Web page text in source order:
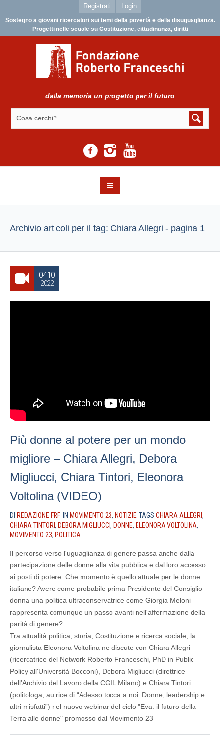
Registrati Login
Sostegno a giovani ricercatori sui temi della povertà e della disuguaglianza.
Progetti nelle scuole su Costituzione, cittadinanza, diritti
dalla memoria un progetto per il futuro
Archivio articoli per il tag: Chiara Allegri - pagina 1
04.10
2022
Più donne al potere per un mondo
migliore – Chiara Allegri, Debora
Migliucci, Chiara Tintori, Eleonora
Voltolina (VIDEO)
DI REDAZIONE FRF IN MOVIMENTO 23, NOTIZIE TAGS CHIARA ALLEGRI,
CHIARA TINTORI, DEBORA MIGLIUCCI , DONNE, ELEONORA VOLTOLINA,
MOVIMENTO 23, POLITICA
Il percorso verso l'uguaglianza di genere passa anche dalla
partecipazione delle donne alla vita pubblica e dal loro accesso
ai posti di potere. Che momento è quello attuale per le donne
italiane? Avere come probabile prima Presidente del Consiglio
donna una politica ultraconservatrice come Giorgia Meloni
rappresenta comunque un passo avanti nell'affermazione della
parità di genere?
Tra attualità politica, storia, Costituzione e ricerca sociale, la
giornalista Eleonora Voltolina ne discute con Chiara Allegri
(ricercatrice del Network Roberto Franceschi, PhD in Public
Policy all'Università Bocconi), Debora Migliucci (direttrice
dell'Archivio del Lavoro della CGIL Milano) e Chiara Tintori
(politologa, autrice di “Adesso tocca a noi. Donne, leadership e
altri misfatti”) nel nuovo webinar del ciclo "Eva: il futuro della
Terra alle donne" promosso dal Movimento 23